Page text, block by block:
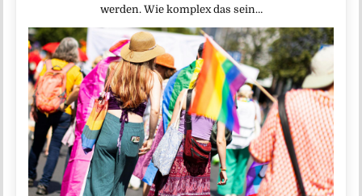
werden. Wie komplex das sein…